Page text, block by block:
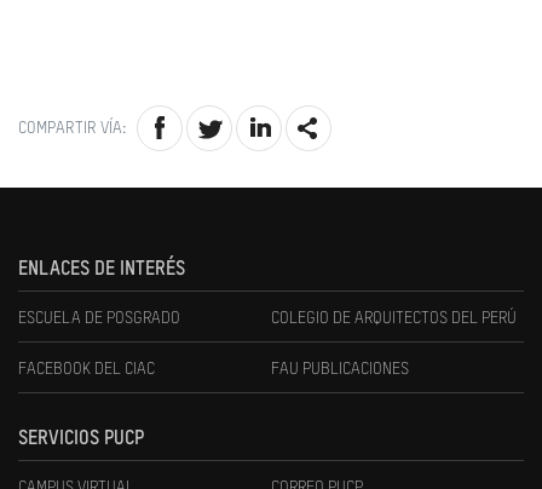
COMPARTIR VÍA:
ENLACES DE INTERÉS
ESCUELA DE POSGRADO COLEGIO DE ARQUITECTOS DEL PERÚ
FACEBOOK DEL CIAC FAU PUBLICACIONES
SERVICIOS PUCP